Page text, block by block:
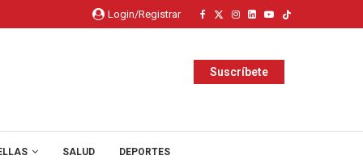
Login/Registrar
Suscríbete
SALUD DEPORTES